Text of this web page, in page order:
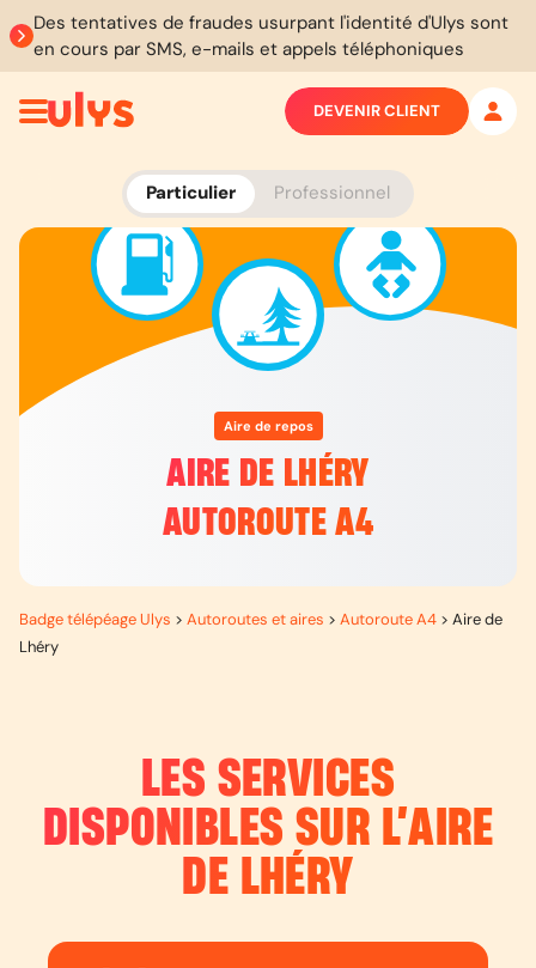
Des tentatives de fraudes usurpant l'identité d'Ulys sont
en cours par SMS, e-mails et appels téléphoniques
Particulier Professionnel
DEVENIR CLIENT
Aire de repos
AIRE DE LHÉRY
AUTOROUTE A4
Badge télépéage Ulys > Autoroutes et aires > Autoroute A4 > Aire de
Lhéry
LES SERVICES
DISPONIBLES SUR L’AIRE
DE LHÉRY